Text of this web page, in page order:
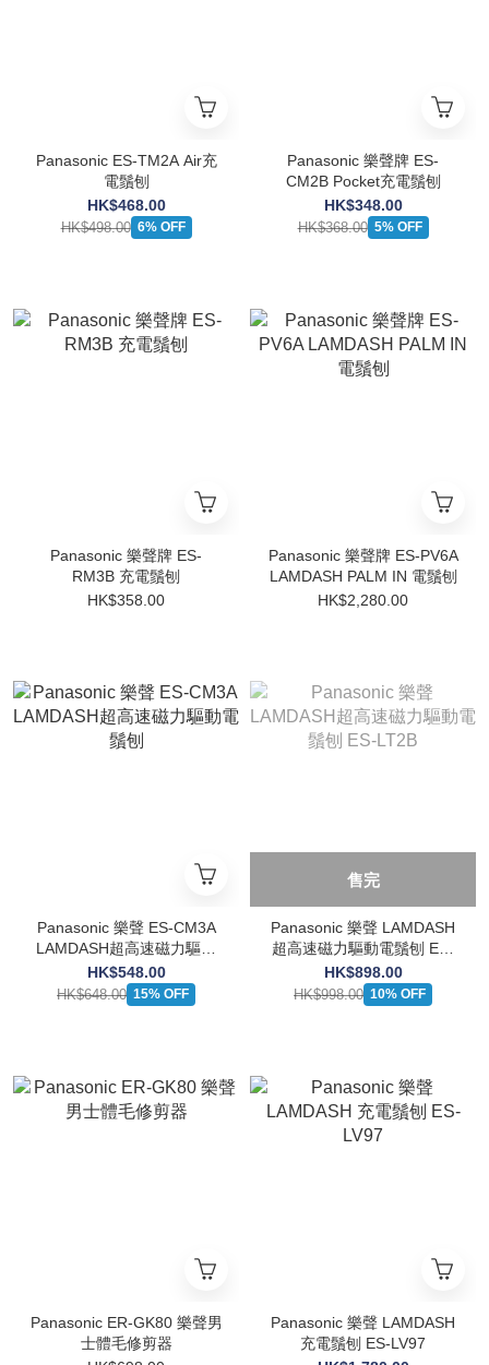
Panasonic ES-TM2A Air充
電鬚刨
HK$468.00
HK$498.00 6% OFF
Panasonic 樂聲牌 ES-
CM2B Pocket充電鬚刨
HK$348.00
HK$368.00 5% OFF
Panasonic 樂聲牌 ES-
RM3B 充電鬚刨
HK$358.00
Panasonic 樂聲牌 ES-PV6A
LAMDASH PALM IN 電鬚刨
HK$2,280.00
Panasonic 樂聲 ES-CM3A
LAMDASH超高速磁力驅動
電鬚刨
HK$548.00
HK$648.00 15% OFF
售完
Panasonic 樂聲 LAMDASH
超高速磁力驅動電鬚刨 ES-
LT2B
HK$898.00
HK$998.00 10% OFF
Panasonic ER-GK80 樂聲男
士體毛修剪器
Panasonic 樂聲 LAMDASH
充電鬚刨 ES-LV97